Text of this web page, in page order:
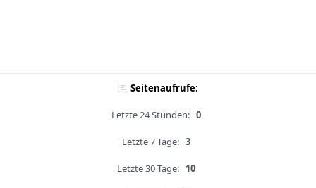
Seitenaufrufe:
Letzte 24 Stunden: 0
Letzte 7 Tage: 3
Letzte 30 Tage: 10